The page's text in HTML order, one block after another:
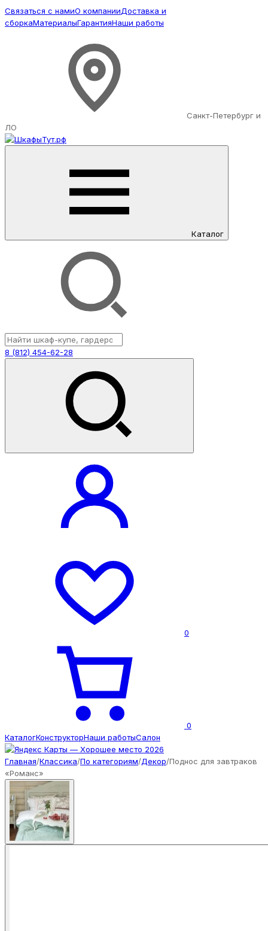
Связаться с намиО компанииДоставка и
сборкаМатериалыГарантияНаши работы
Санкт-Петербург и
ЛО
Каталог
8 (812) 454-62-28
0
0
КаталогКонструкторНаши работыСалон
Главная/Классика/По категориям/Декор/Поднос для завтраков
«Романс»